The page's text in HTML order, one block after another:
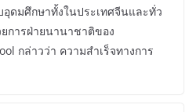
ดมศึกษาทั้งในประเทศจีนและทั่ว
การฝ่ายนานาชาติของ
กล่าวว่า ความสำเร็จทางการ